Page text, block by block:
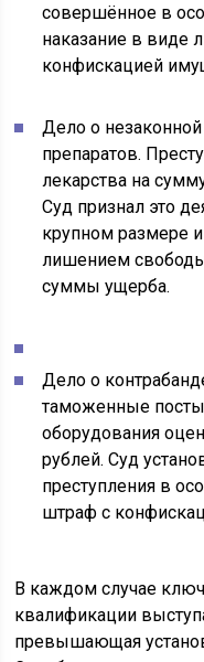
совершённое в
наказание в виде
конфискацией
Дело о
препаратов.
лекарства на
Суд признал это
крупном размере
лишением
суммы ущерба.
Дело о
таможенные
оборудования
рублей. Суд
преступления в
штраф с
В каждом случае
квалификации
превышающая